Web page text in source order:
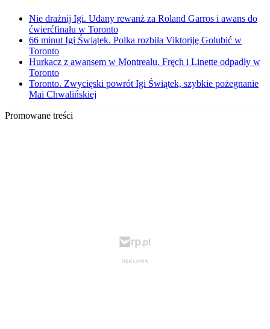
Nie drażnij Igi. Udany rewanż za Roland Garros i awans do
ćwierćfinału w Toronto
66 minut Igi Świątek. Polka rozbiła Viktoriję Golubić w
Toronto
Hurkacz z awansem w Montrealu. Fręch i Linette odpadły w
Toronto
Toronto. Zwycięski powrót Igi Świątek, szybkie pożegnanie
Mai Chwalińskiej
Promowane treści